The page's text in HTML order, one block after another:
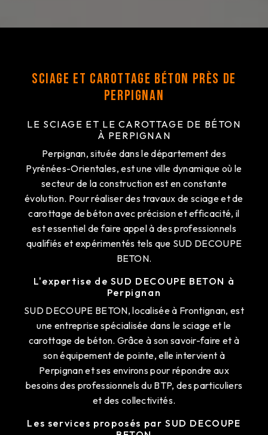
Sciage et carottage béton près de
Perpignan
LE SCIAGE ET LE CAROTTAGE DE BÉTON
À PERPIGNAN
Perpignan, située dans le département des
Pyrénées-Orientales, est une ville dynamique où le
secteur de la construction est en constante
évolution. Pour réaliser des travaux de sciage et de
carottage de béton avec précision et efficacité, il
est essentiel de faire appel à des professionnels
qualifiés et expérimentés tels que SUD DECOUPE
BETON.
L'expertise de SUD DECOUPE BETON à
Perpignan
SUD DECOUPE BETON, localisée à Frontignan, est
une entreprise spécialisée dans le sciage et le
carottage de béton. Grâce à son savoir-faire et à
son équipement de pointe, elle intervient à
Perpignan et ses environs pour répondre aux
besoins des professionnels du BTP, des particuliers
et des collectivités.
Les services proposés par SUD DECOUPE